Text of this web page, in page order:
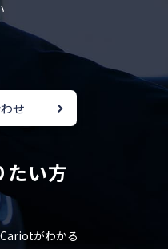
せ
い方
がわかる